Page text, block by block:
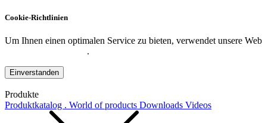
Cookie-Richtlinien
Um Ihnen einen optimalen Service zu bieten, verwendet unsere
.
Einverstanden
Produkte
Produktkatalog . World of products Downloads Videos